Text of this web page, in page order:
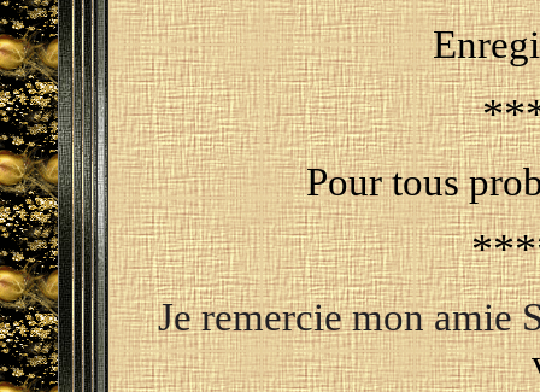
Pour tous
Je remercie mon amie